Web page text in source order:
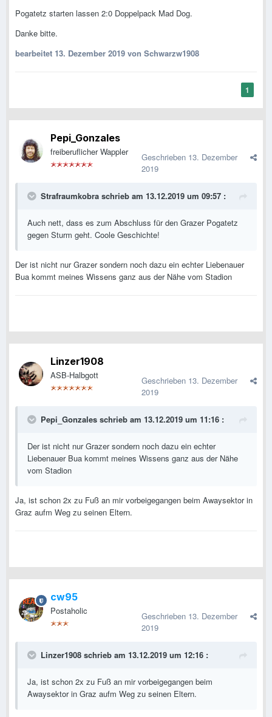
Pogatetz starten lassen 2:0 Doppelpack Mad Dog.
Danke bitte.
bearbeitet 13. Dezember 2019 von Schwarzw1908
1
Pepi_Gonzales
freiberuflicher Wappler Geschrieben 13. Dezember
2019
Strafraumkobra schrieb am 13.12.2019 um 09:57 :
Auch nett, dass es zum Abschluss für den Grazer Pogatetz
gegen Sturm geht. Coole Geschichte!
Der ist nicht nur Grazer sondern noch dazu ein echter Liebenauer
Bua kommt meines Wissens ganz aus der Nähe vom Stadion
Linzer1908
ASB-Halbgott Geschrieben 13. Dezember
2019
Pepi_Gonzales schrieb am 13.12.2019 um 11:16 :
Der ist nicht nur Grazer sondern noch dazu ein echter
Liebenauer Bua kommt meines Wissens ganz aus der Nähe
vom Stadion
Ja, ist schon 2x zu Fuß an mir vorbeigegangen beim Awaysektor in
Graz aufm Weg zu seinen Eltern.
cw95
Postaholic Geschrieben 13. Dezember
2019
Linzer1908 schrieb am 13.12.2019 um 12:16 :
Ja, ist schon 2x zu Fuß an mir vorbeigegangen beim
Awaysektor in Graz aufm Weg zu seinen Eltern.